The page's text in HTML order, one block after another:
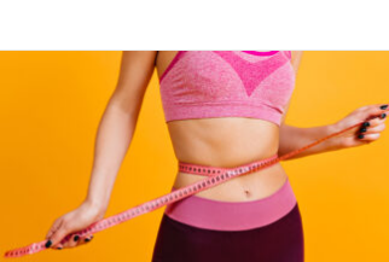
Ubrzajte svoj metabolizam za mršavljenje i održavanje
težine